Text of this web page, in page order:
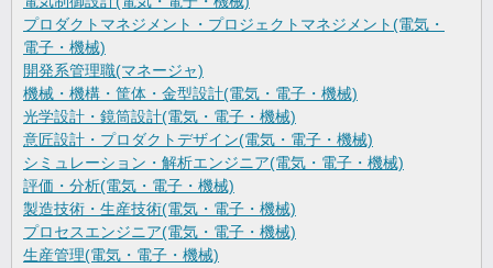
プロダクトマネジメント・プロジェクトマネジメント(電気・
電子・機械)
開発系管理職(マネージャ)
機械・機構・筐体・金型設計(電気・電子・機械)
光学設計・鏡筒設計(電気・電子・機械)
意匠設計・プロダクトデザイン(電気・電子・機械)
シミュレーション・解析エンジニア(電気・電子・機械)
評価・分析(電気・電子・機械)
製造技術・生産技術(電気・電子・機械)
プロセスエンジニア(電気・電子・機械)
生産管理(電気・電子・機械)